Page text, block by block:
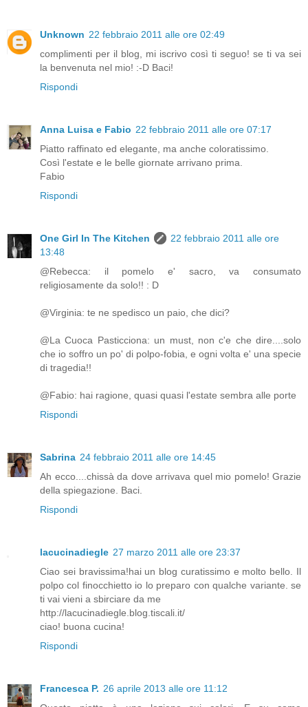
Unknown 22 febbraio 2011 alle ore 02:49
complimenti per il blog, mi iscrivo così ti seguo! se ti va sei
la benvenuta nel mio! :-D Baci!
Rispondi
Anna Luisa e Fabio 22 febbraio 2011 alle ore 07:17
Piatto raffinato ed elegante, ma anche coloratissimo.
Così l'estate e le belle giornate arrivano prima.
Fabio
Rispondi
One Girl In The Kitchen
22 febbraio 2011 alle ore
13:48
@Rebecca: il pomelo e' sacro, va consumato
religiosamente da solo!! : D
@Virginia: te ne spedisco un paio, che dici?
@La Cuoca Pasticciona: un must, non c'e che dire....solo
che io soffro un po' di polpo-fobia, e ogni volta e' una specie
di tragedia!!
@Fabio: hai ragione, quasi quasi l'estate sembra alle porte
Rispondi
Sabrina 24 febbraio 2011 alle ore 14:45
Ah ecco....chissà da dove arrivava quel mio pomelo! Grazie
della spiegazione. Baci.
Rispondi
lacucinadiegle 27 marzo 2011 alle ore 23:37
Ciao sei bravissima!hai un blog curatissimo e molto bello. Il
polpo col finocchietto io lo preparo con qualche variante. se
ti vai vieni a sbirciare da me
http://lacucinadiegle.blog.tiscali.it/
ciao! buona cucina!
Rispondi
Francesca P. 26 aprile 2013 alle ore 11:12